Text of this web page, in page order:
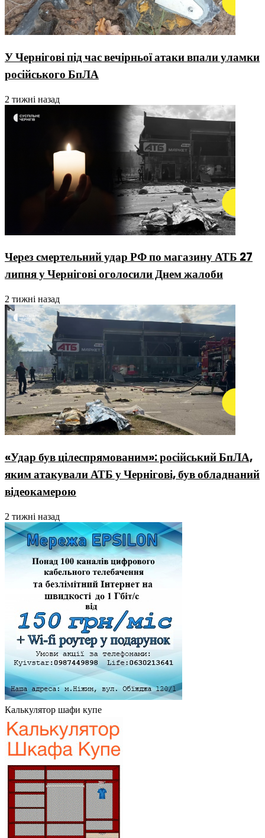
У Чернігові під час вечірньої атаки впали уламки
російського БпЛА
2 тижні назад
Через смертельний удар РФ по магазину АТБ 27
липня у Чернігові оголосили Днем жалоби
2 тижні назад
«Удар був цілеспрямованим»: російський БпЛА,
яким атакували АТБ у Чернігові, був обладнаний
відеокамерою
2 тижні назад
Калькулятор шафи купе